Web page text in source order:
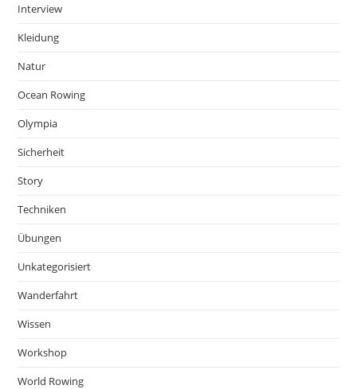
Interview
Kleidung
Natur
Ocean Rowing
Olympia
Sicherheit
Story
Techniken
Übungen
Unkategorisiert
Wanderfahrt
Wissen
Workshop
World Rowing